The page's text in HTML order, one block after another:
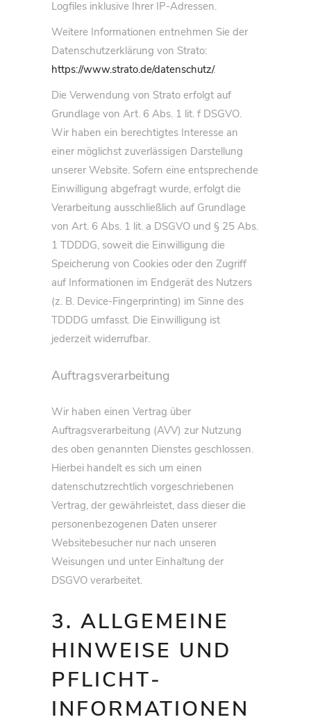
Logfiles inklusive Ihrer IP-Adressen.
Weitere Informationen entnehmen Sie der
Datenschutzerklärung von Strato:
https://www.strato.de/datenschutz/.
Die Verwendung von Strato erfolgt auf
Grundlage von Art. 6 Abs. 1 lit. f DSGVO.
Wir haben ein berechtigtes Interesse an
einer möglichst zuverlässigen Darstellung
unserer Website. Sofern eine entsprechende
Einwilligung abgefragt wurde, erfolgt die
Verarbeitung ausschließlich auf Grundlage
von Art. 6 Abs. 1 lit. a DSGVO und § 25 Abs.
1 TDDDG, soweit die Einwilligung die
Speicherung von Cookies oder den Zugriff
auf Informationen im Endgerät des Nutzers
(z. B. Device-Fingerprinting) im Sinne des
TDDDG umfasst. Die Einwilligung ist
jederzeit widerrufbar.
Auftragsverarbeitung
Wir haben einen Vertrag über
Auftragsverarbeitung (AVV) zur Nutzung
des oben genannten Dienstes geschlossen.
Hierbei handelt es sich um einen
datenschutzrechtlich vorgeschriebenen
Vertrag, der gewährleistet, dass dieser die
personenbezogenen Daten unserer
Websitebesucher nur nach unseren
Weisungen und unter Einhaltung der
DSGVO verarbeitet.
3. ALLGEMEINE
HINWEISE UND
PFLICHT­
INFORMATIONEN